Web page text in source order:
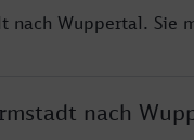
Wuppertal. Sie
nach